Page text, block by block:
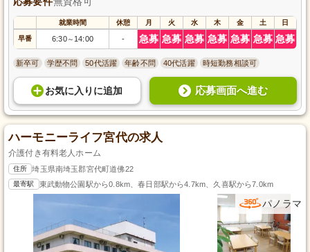
就業時間 休憩 月 火 水 木 金 土 日
早番 6:30～ 14:00 - 急募 急募 急募 急募 急募 急募 急募
新卒可 学歴不問 50代活躍 年齢不問 40代活躍 時短勤務相談可
お気に入り に追加 応募画面へ進む
ハーモニーライフ宮代の求人
介護付き有料老人ホーム
住所 埼玉県南埼玉郡宮代町道佛22
最寄駅 東武動物公園駅から0.8km、春日部駅から4.7km、久喜駅から7.0km
パノラマ